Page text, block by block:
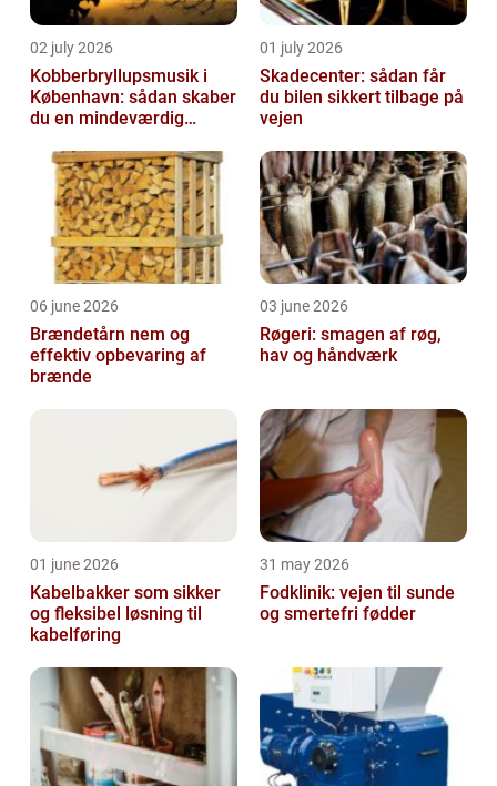
02 july 2026
Kobberbryllupsmusik i
København: sådan skaber
du en mindeværdig
01 july 2026
Skadecenter: sådan får
du bilen sikkert tilbage på
vejen
06 june 2026
Brændetårn nem og
effektiv opbevaring af
brænde
03 june 2026
Røgeri: smagen af røg,
hav og håndværk
01 june 2026
Kabelbakker som sikker
og fleksibel løsning til
kabelføring
31 may 2026
Fodklinik: vejen til sunde
og smertefri fødder